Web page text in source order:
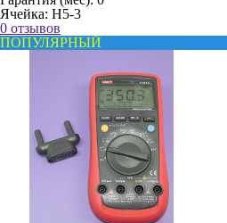
Ячейка: H5-3
0 отзывов
ПОПУЛЯРНЫЙ